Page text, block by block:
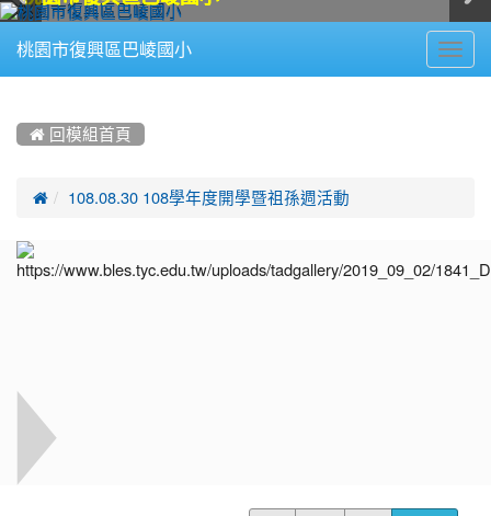
桃園市復興區巴崚國小
 回模組首頁
 108.08.30 108學年度開學暨祖孫週活動